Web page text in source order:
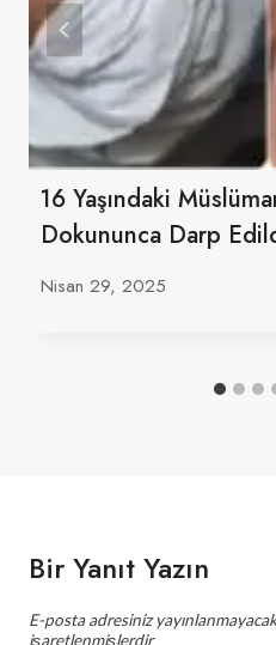
16 Yaşındaki
Dokununca Darp
Nisan 29, 2025
Bir Yanıt Yazın
E-posta adresiniz
işaretlenmişlerdir